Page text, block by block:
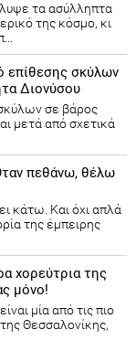
τα ασύλληπτα
της κόσμο, κι
επίθεσης σκύλων
Διονύσου
σε βάρος
μετά από σχετικά
πεθάνω, θέλω
κάτω. Και όχι απλά
της έμπειρης
χορεύτρια της
μόνο!
μία από τις πιο
Θεσσαλονίκης,